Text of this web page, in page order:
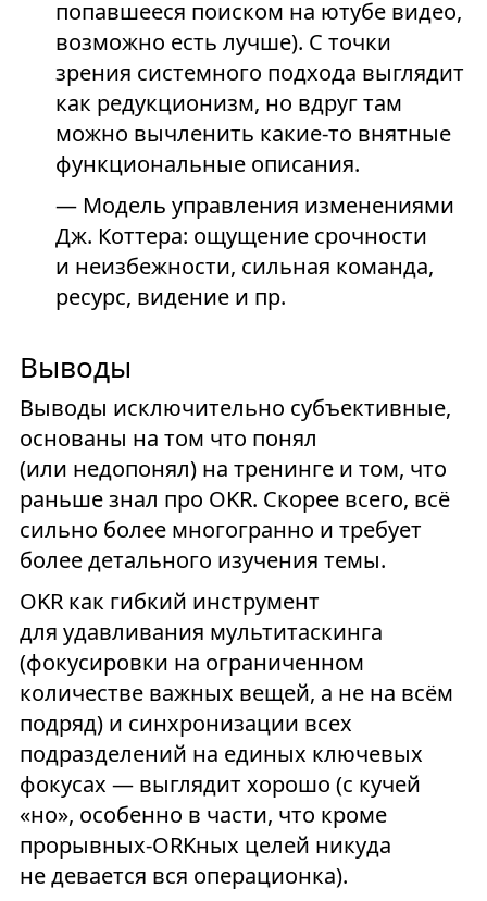
попавшееся поиском на ютубе видео,
возможно есть лучше). С точки
зрения системного подхода выглядит
как редукционизм, но вдруг там
можно вычленить какие-то внятные
функциональные описания.
— Модель управления изменениями
Дж. Коттера: ощущение срочности
и неизбежности, сильная команда,
ресурс, видение и пр.
Выводы
Выводы исключительно субъективные,
основаны на том что понял
(или недопонял) на тренинге и том, что
раньше знал про OKR. Скорее всего, всё
сильно более многогранно и требует
более детального изучения темы.
OKR как гибкий инструмент
для удавливания мультитаскинга
(фокусировки на ограниченном
количестве важных вещей, а не на всём
подряд) и синхронизации всех
подразделений на единых ключевых
фокусах — выглядит хорошо (с кучей
«но», особенно в части, что кроме
прорывных-ORKных целей никуда
не девается вся операционка).